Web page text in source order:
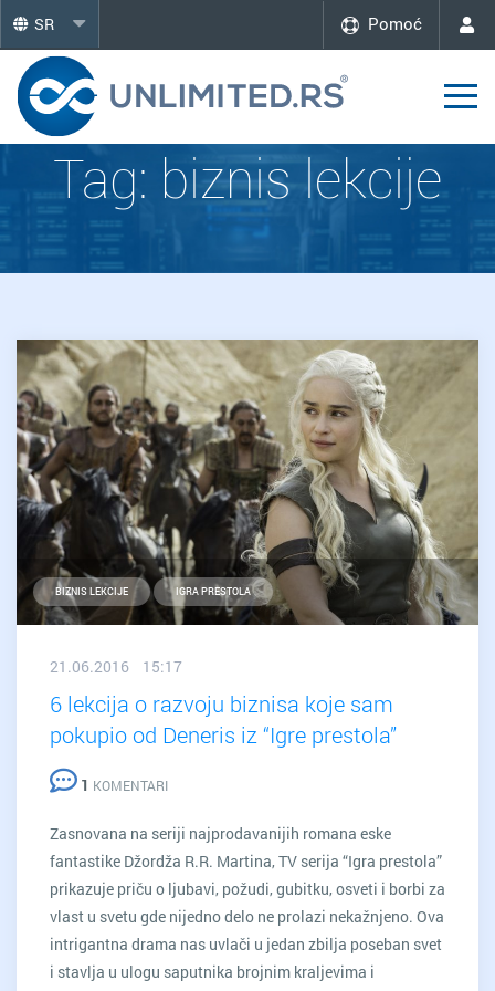
SR Pomoć
Tag: biznis lekcije
BIZNIS LEKCIJE IGRA PRESTOLA
21.06.2016 15:17
6 lekcija o razvoju biznisa koje sam
pokupio od Deneris iz “Igre prestola”
1 KOMENTARI
Zasnovana na seriji najprodavanijih romana eske
fantastike Džordža R.R. Martina, TV serija “Igra prestola”
prikazuje priču o ljubavi, požudi, gubitku, osveti i borbi za
vlast u svetu gde nijedno delo ne prolazi nekažnjeno. Ova
intrigantna drama nas uvlači u jedan zbilja poseban svet
i stavlja u ulogu saputnika brojnim kraljevima i